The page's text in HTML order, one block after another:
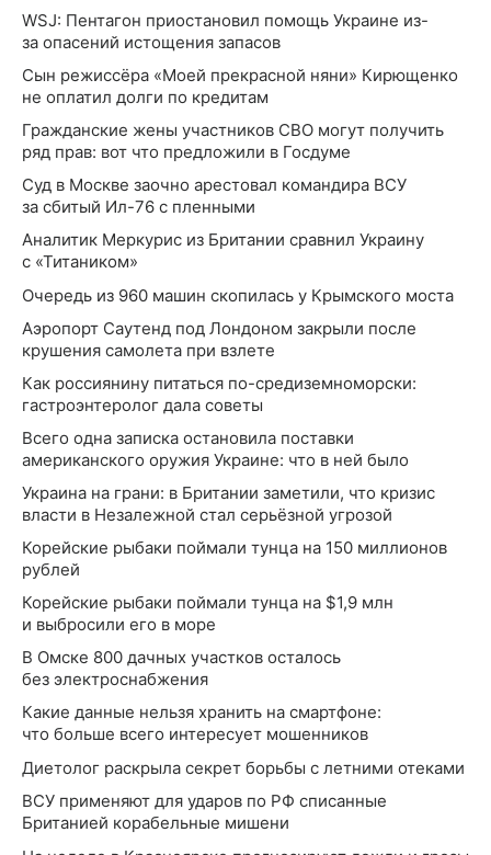
WSJ: Пентагон приостановил помощь Украине из-
за опасений истощения запасов
Сын режиссёра «Моей прекрасной няни» Кирющенко
не оплатил долги по кредитам
Гражданские жены участников СВО могут получить
ряд прав: вот что предложили в Госдуме
Суд в Москве заочно арестовал командира ВСУ
за сбитый Ил-76 с пленными
Аналитик Меркурис из Британии сравнил Украину
с «Титаником»
Очередь из 960 машин скопилась у Крымского моста
Аэропорт Саутенд под Лондоном закрыли после
крушения самолета при взлете
Как россиянину питаться по-средиземноморски:
гастроэнтеролог дала советы
Всего одна записка остановила поставки
американского оружия Украине: что в ней было
Украина на грани: в Британии заметили, что кризис
власти в Незалежной стал серьёзной угрозой
Корейские рыбаки поймали тунца на 150 миллионов
рублей
Корейские рыбаки поймали тунца на $1,9 млн
и выбросили его в море
В Омске 800 дачных участков осталось
без электроснабжения
Какие данные нельзя хранить на смартфоне:
что больше всего интересует мошенников
Диетолог раскрыла секрет борьбы с летними отеками
ВСУ применяют для ударов по РФ списанные
Британией корабельные мишени